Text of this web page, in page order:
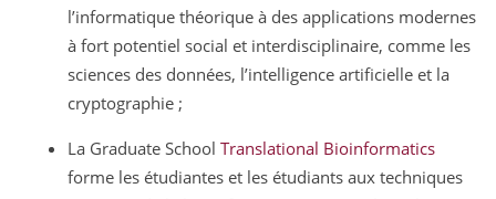
l’informatique théorique à des applications modernes
à fort potentiel social et interdisciplinaire, comme les
sciences des données, l’intelligence artificielle et la
cryptographie ;
La Graduate SchoolTranslational Bioinformatics
forme les étudiantes et les étudiants aux techniques